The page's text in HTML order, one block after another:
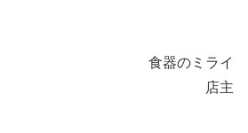
食器のミライ
店主